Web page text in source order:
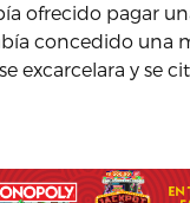
ofrecido pagar
concedido una
excarcelara y se